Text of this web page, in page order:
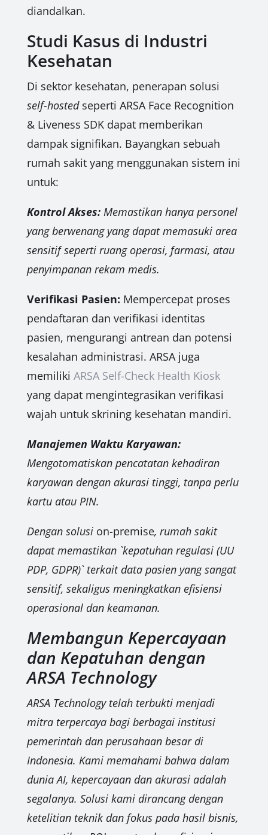
diandalkan.
Studi Kasus di Industri
Kesehatan
Di sektor kesehatan, penerapan solusi
self-hostedseperti ARSA Face Recognition
& Liveness SDK dapat memberikan
dampak signifikan. Bayangkan sebuah
rumah sakit yang menggunakan sistem ini
untuk:
Kontrol Akses:Memastikan hanya personel
yang berwenang yang dapat memasuki area
sensitif seperti ruang operasi, farmasi, atau
penyimpanan rekam medis.
Verifikasi Pasien: Mempercepat proses
pendaftaran dan verifikasi identitas
pasien, mengurangi antrean dan potensi
kesalahan administrasi. ARSA juga
memiliki ARSA Self-Check Health Kiosk
yang dapat mengintegrasikan verifikasi
wajah untuk skrining kesehatan mandiri.
Manajemen Waktu Karyawan:
Mengotomatiskan pencatatan kehadiran
karyawan dengan akurasi tinggi, tanpa perlu
kartu atau PIN.
Dengan solusi on-premise, rumah sakit
dapat memastikan `kepatuhan regulasi (UU
PDP, GDPR)` terkait data pasien yang sangat
sensitif, sekaligus meningkatkan efisiensi
operasional dan keamanan.
Membangun Kepercayaan
dan Kepatuhan dengan
ARSA Technology
ARSA Technology telah terbukti menjadi
mitra terpercaya bagi berbagai institusi
pemerintah dan perusahaan besar di
Indonesia. Kami memahami bahwa dalam
dunia AI, kepercayaan dan akurasi adalah
segalanya. Solusi kami dirancang dengan
ketelitian teknik dan fokus pada hasil bisnis,